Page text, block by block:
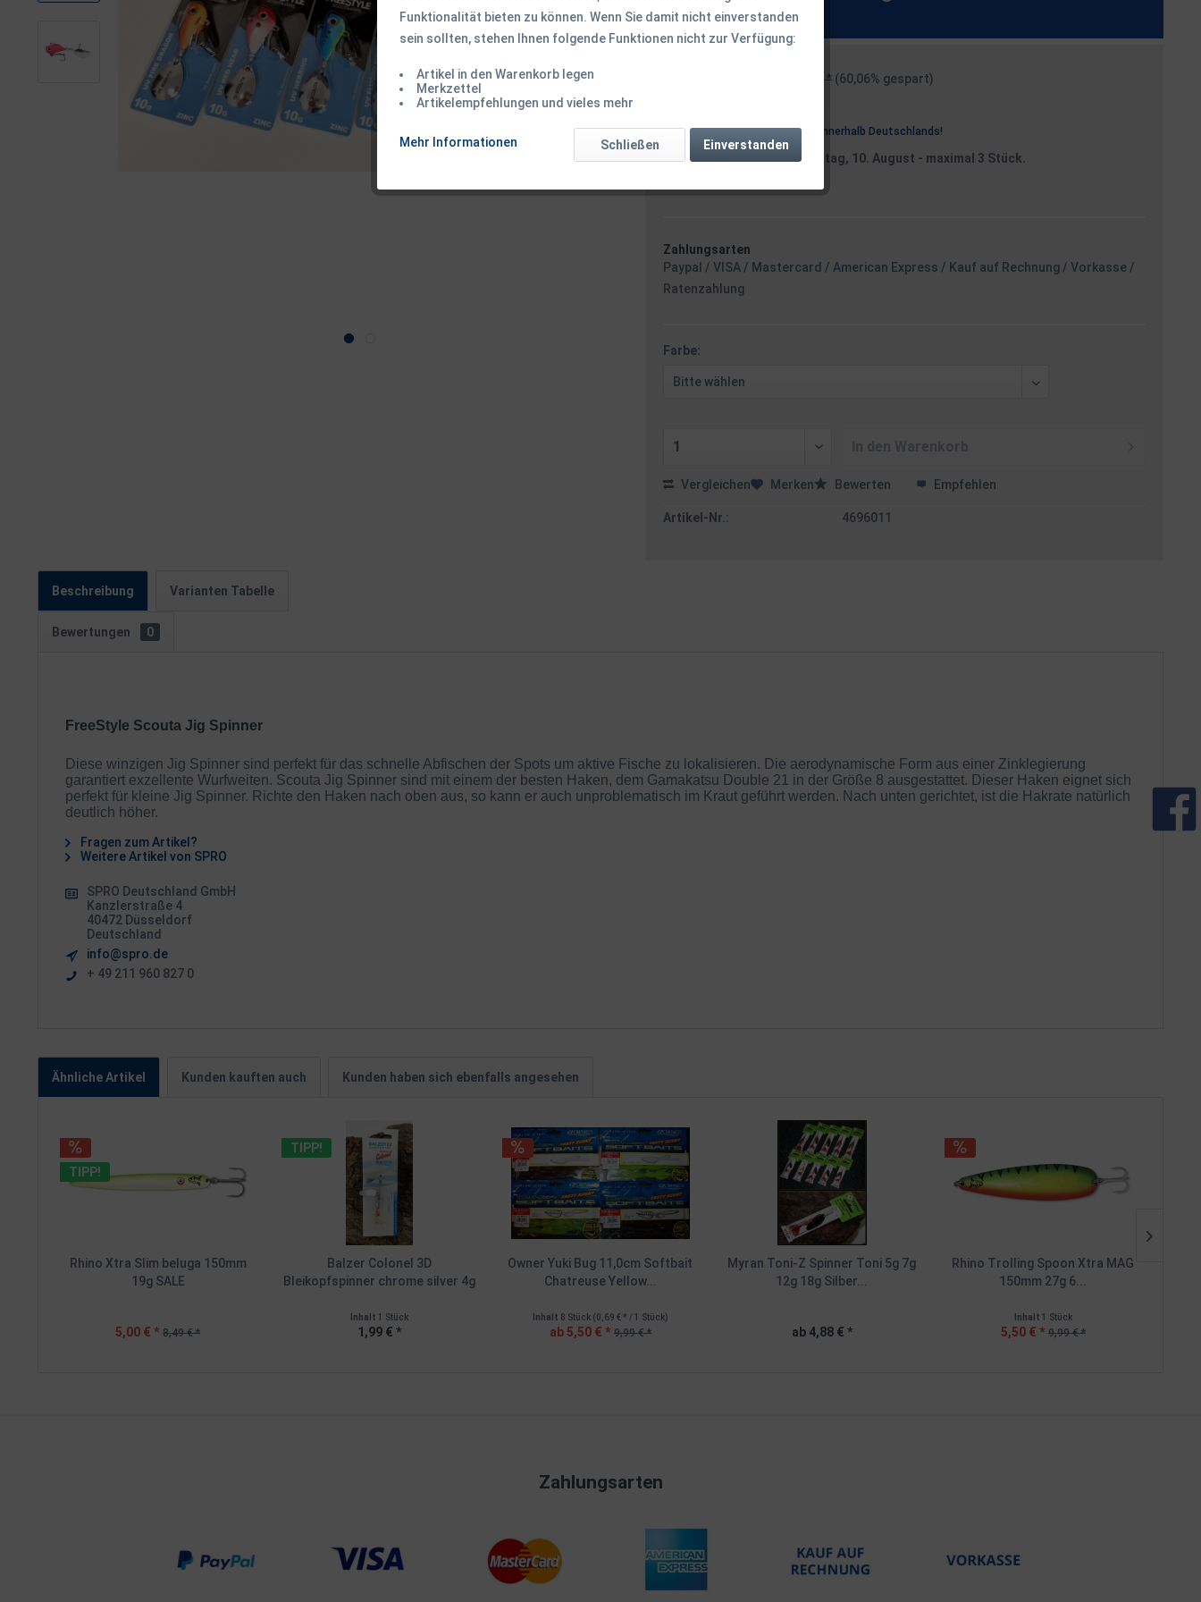
ABVERKAUF
9,99 € * (60,06% gespart)
Ab 49 EUR Versandkostenfrei
innerhalb Deutschlands!
Versand am Montag, 10. August - maximal 3 Stück.
Zahlungsarten
Paypal / VISA / Mastercard / American Express / Kauf auf Rechnung / Vorkasse /
Ratenzahlung
Farbe:
Vergleichen Merken Bewerten Empfehlen
Artikel-Nr.: 4696011
Beschreibung Varianten Tabelle
Bewertungen 0
FreeStyle Scouta Jig Spinner
Diese winzigen Jig Spinner sind perfekt für das schnelle Abfischen der Spots um aktive Fische zu lokalisieren. Die aerodynamische Form aus einer Zinklegierung
garantiert exzellente Wurfweiten. Scouta Jig Spinner sind mit einem der besten Haken, dem Gamakatsu Double 21 in der Größe 8 ausgestattet. Dieser Haken eignet sich
perfekt für kleine Jig Spinner. Richte den Haken nach oben aus, so kann er auch unproblematisch im Kraut geführt werden. Nach unten gerichtet, ist die Hakrate natürlich
deutlich höher.
Fragen zum Artikel?
Weitere Artikel von SPRO
SPRO Deutschland GmbH
Kanzlerstraße 4
40472 Düsseldorf
Deutschland
info@spro.de
+ 49 211 960 827 0
Ähnliche Artikel Kunden kauften auch Kunden haben sich ebenfalls angesehen
TIPP!
Rhino Xtra Slim beluga 150mm
19g SALE
5,00 € * 8,49 € *
TIPP!
Balzer Colonel 3D
Bleikopfspinner chrome silver 4g
Inhalt 1 Stück
1,99 € *
Owner Yuki Bug 11,0cm Softbait
Chatreuse Yellow...
Inhalt 8 Stück (0,69 € * / 1 Stück)
ab 5,50 € * 9,99 € *
Myran Toni-Z Spinner Toni 5g 7g
12g 18g Silber...
ab 4,88 € *
Rhino Trolling Spoon Xtra MAG
150mm 27g 6...
Inhalt 1 Stück
5,50 € * 9,99 € *
Zahlungsarten
Funktionalität bieten zu können. Wenn Sie damit nicht einverstanden
sein sollten, stehen Ihnen folgende Funktionen nicht zur Verfügung:
Artikel in den Warenkorb legen
Merkzettel
Artikelempfehlungen und vieles mehr
Mehr Informationen Einverstanden
Schließen